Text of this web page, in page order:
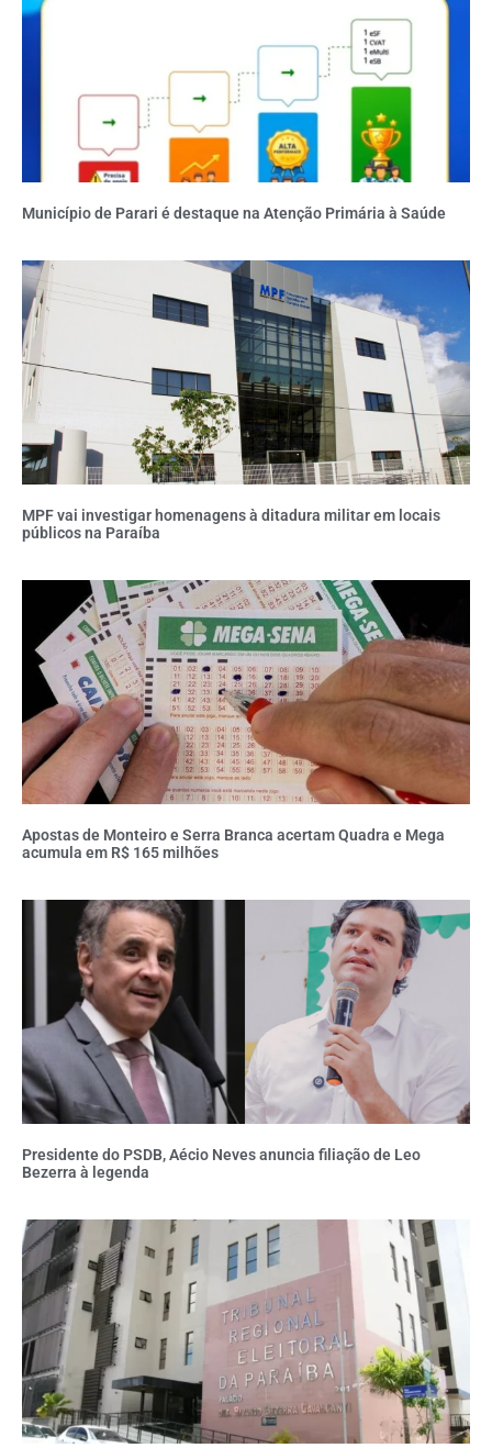
Município de Parari é destaque na Atenção Primária à Saúde
MPF vai investigar homenagens à ditadura militar em locais
públicos na Paraíba
Apostas de Monteiro e Serra Branca acertam Quadra e Mega
acumula em R$ 165 milhões
Presidente do PSDB, Aécio Neves anuncia filiação de Leo
Bezerra à legenda